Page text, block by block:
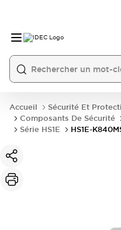
Accueil
Sécurité Et
Composants De Sécurité
Série HS1E
HS1E-